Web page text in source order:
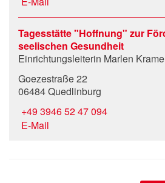
Tagesstätte "Hoffnung" zur
seelischen Gesundheit
Einrichtungsleiterin Marlen
Goezestraße 22
06484 Quedlinburg
+49 3946 52 47 094
E-Mail